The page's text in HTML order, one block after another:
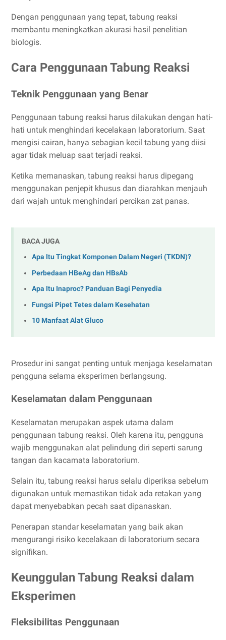
Dengan penggunaan yang tepat, tabung reaksi
membantu meningkatkan akurasi hasil penelitian
biologis.
Cara Penggunaan Tabung Reaksi
Teknik Penggunaan yang Benar
Penggunaan tabung reaksi harus dilakukan dengan hati-
hati untuk menghindari kecelakaan laboratorium. Saat
mengisi cairan, hanya sebagian kecil tabung yang diisi
agar tidak meluap saat terjadi reaksi.
Ketika memanaskan, tabung reaksi harus dipegang
menggunakan penjepit khusus dan diarahkan menjauh
dari wajah untuk menghindari percikan zat panas.
BACA JUGA
Apa Itu Tingkat Komponen Dalam Negeri (TKDN)?
Perbedaan HBeAg dan HBsAb
Apa Itu Inaproc? Panduan Bagi Penyedia
Fungsi Pipet Tetes dalam Kesehatan
10 Manfaat Alat Gluco
Prosedur ini sangat penting untuk menjaga keselamatan
pengguna selama eksperimen berlangsung.
Keselamatan dalam Penggunaan
Keselamatan merupakan aspek utama dalam
penggunaan tabung reaksi. Oleh karena itu, pengguna
wajib menggunakan alat pelindung diri seperti sarung
tangan dan kacamata laboratorium.
Selain itu, tabung reaksi harus selalu diperiksa sebelum
digunakan untuk memastikan tidak ada retakan yang
dapat menyebabkan pecah saat dipanaskan.
Penerapan standar keselamatan yang baik akan
mengurangi risiko kecelakaan di laboratorium secara
signifikan.
Keunggulan Tabung Reaksi dalam
Eksperimen
Fleksibilitas Penggunaan